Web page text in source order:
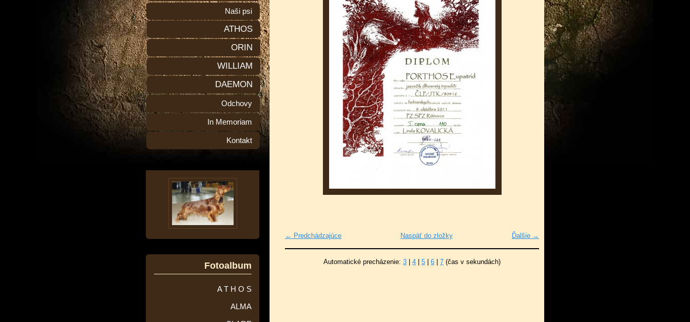
← Predchádzajúce Ďalšie →
Naspäť do zložky
Automatické precházenie: 3 4 5 6 7 (čas v sekundách)
Naši psi
ATHOS
ORIN
WILLIAM
DAEMON
Odchovy
In Memoriam
Kontakt
Fotoalbum
A T H O S
ALMA